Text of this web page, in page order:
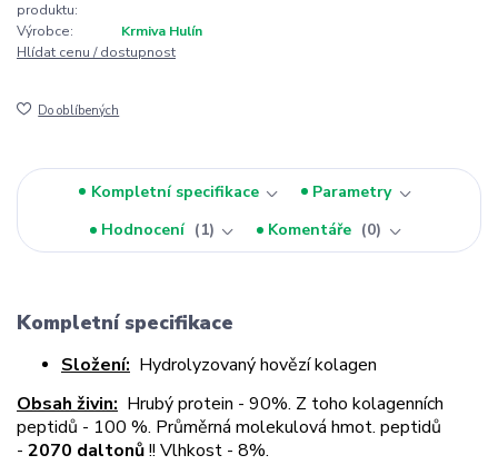
produktu:
Výrobce:
Krmiva Hulín
Hlídat cenu / dostupnost
Do oblíbených
Kompletní specifikace
Parametry
Hodnocení
1 Komentáře 0
Kompletní specifikace
Složení: Hydrolyzovaný hovězí kolagen
Obsah živin: Hrubý protein - 90%. Z toho kolagenních
peptidů - 100 %. Průměrná molekulová hmot. peptidů
- 2070 daltonů!! Vlhkost - 8%.